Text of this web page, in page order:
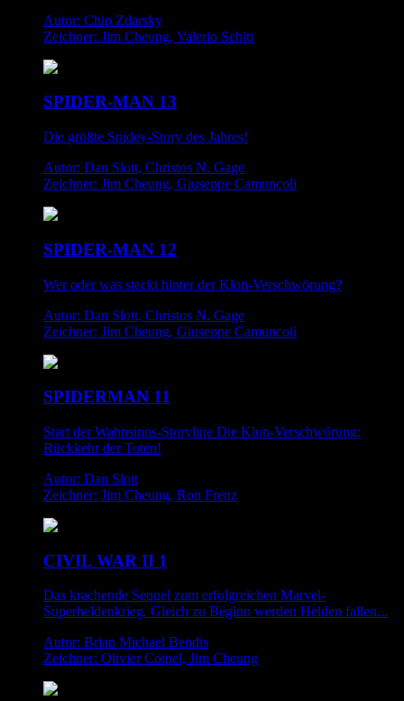
Autor: Chip Zdarsky
Zeichner: Jim Cheung, Valerio Schiti
SPIDER-MAN 13
Die größte Spidey-Story des Jahres!
Autor: Dan Slott, Christos N. Gage
Zeichner: Jim Cheung, Giuseppe Camuncoli
SPIDER-MAN 12
Wer oder was steckt hinter der Klon-Verschwörung?
Autor: Dan Slott, Christos N. Gage
Zeichner: Jim Cheung, Giuseppe Camuncoli
SPIDERMAN 11
Start der Wahnsinns-Storyline Die Klon-Verschwörung:
Rückkehr der Toten!
Autor: Dan Slott
Zeichner: Jim Cheung, Ron Frenz
CIVIL WAR II 1
Das krachende Sequel zum erfolgreichen Marvel-
Superheldenkrieg. Gleich zu Beginn werden Helden fallen...
Autor: Brian Michael Bendis
Zeichner: Olivier Coipel, Jim Cheung